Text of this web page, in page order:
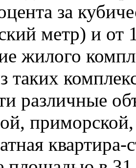
за
метр) и от
жилого
таких
различные